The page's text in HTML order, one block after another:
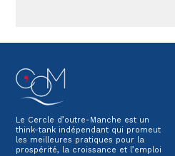
Le Cercle d’outre-Manche est un
think-tank indépendant qui promeut
les meilleures pratiques pour la
prospérité, la croissance et l’emploi